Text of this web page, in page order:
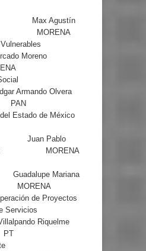
Max Agustín
MORENA
Moreno
Armando Olvera
PAN
Estado de México
Juan Pablo
MORENA
Guadalupe Mariana
MORENA
de Proyectos
Servicios
Riquelme
PT